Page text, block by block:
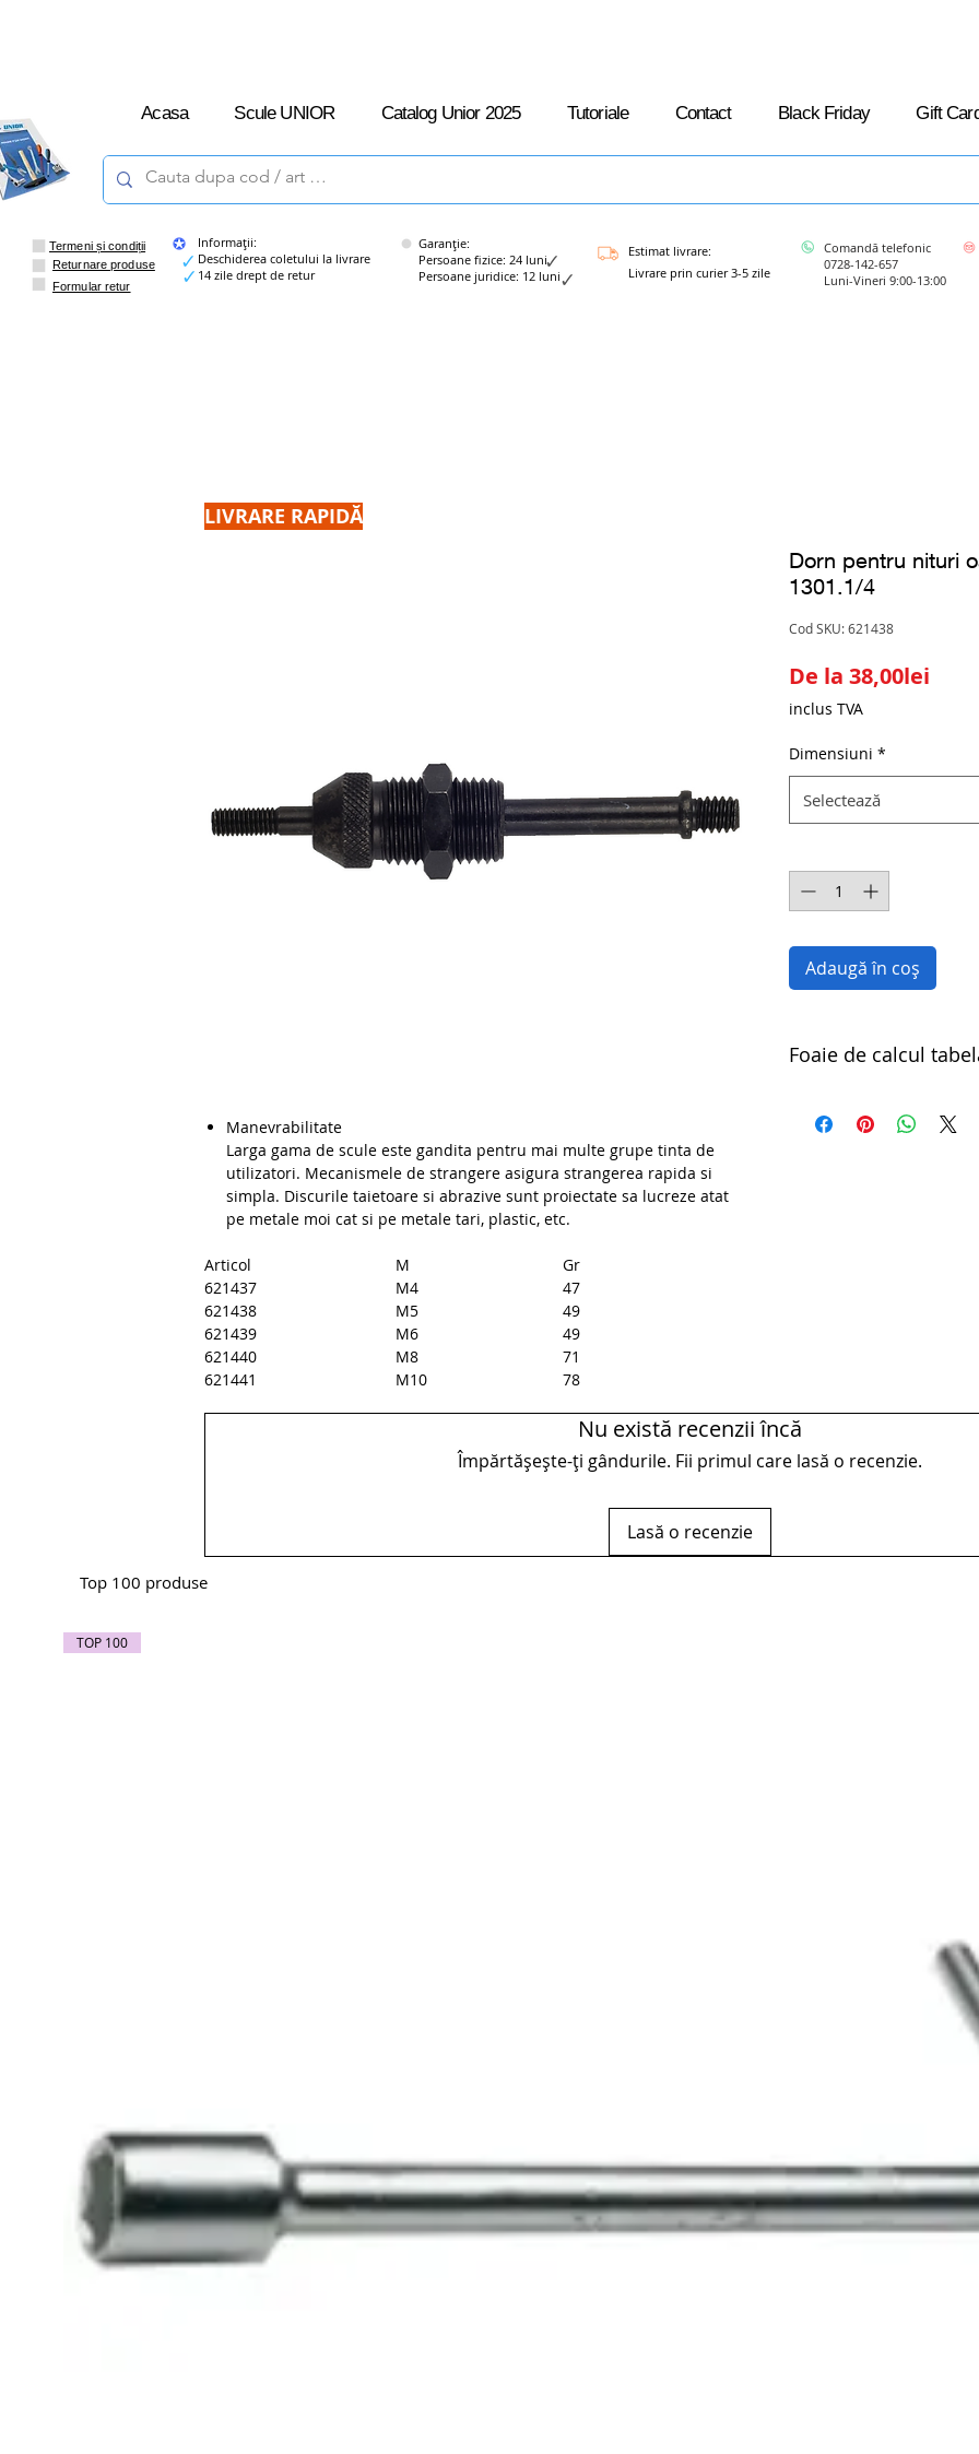
Acasa Scule UNIOR Catalog Unior 2025 Tutoriale Contact Black Friday Gift
Termeni și condiții
Returnare produse
Formular retur
Informații:
Deschiderea coletului la livrare
14 zile drept de retur
Garanție:
Persoane fizice: 24 luni
Persoane juridice: 12 luni
Estimat livrare:
Livrare prin curier 3-5 zile
Comandă telefonic
0728-142-657
Luni-Vineri 9:00-13:00
Manevrabilitate
Larga gama de scule este gandita pentru mai multe grupe tinta de
utilizatori. Mecanismele de strangere asigura strangerea rapida si
simpla. Discurile taietoare si abrazive sunt proiectate sa lucreze atat
pe metale moi cat si pe metale tari, plastic, etc.
Articol M Gr
621437
M4
47
621438
M5
49
621439
M6
49
621440
M8
71
621441
M10 78
Dorn pentru nituri
1301.1/4
Cod SKU: 621438
De la 38,00leiPreț
inclus TVA
Dimensiuni *
Selectează
Adaugă în coș
Foaie de calcul
1301.1/4
Nu există recenzii încă
Împărtășește-ți gândurile. Fii primul care lasă o recenzie.
Lasă o recenzie
Top 100 produse
TOP 100
LIVRARE RAPIDĂ